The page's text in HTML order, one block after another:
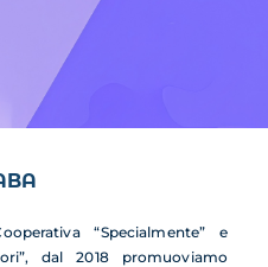
“Specialmente” e
dal 2018 promuoviamo